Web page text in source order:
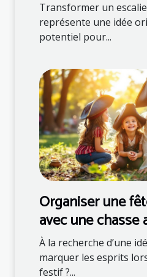
Transformer un
représente une idée
potentiel pour...
Organiser une
avec une chasse
thématique
À la recherche d’une
marquer les esprits
festif ?...